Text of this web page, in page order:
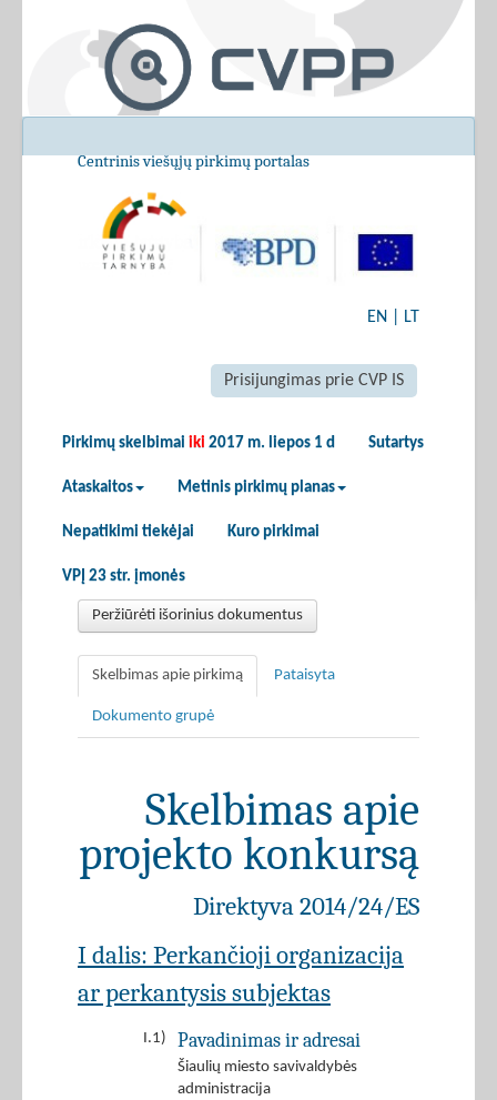
Centrinis viešųjų pirkimų portalas
EN LT
Prisijungimas prie CVP IS
Pirkimų skelbimai iki 2017 m. liepos 1 d Sutartys
Ataskaitos Metinis pirkimų planas
Nepatikimi tiekėjai Kuro pirkimai
VPĮ 23 str. įmonės
Peržiūrėti išorinius dokumentus
Skelbimas apie pirkimą Pataisyta
Dokumento grupė
Skelbimas apie
projekto konkursą
Direktyva 2014/24/ES
I dalis: Perkančioji organizacija
ar perkantysis subjektas
I.1) Pavadinimas ir adresai
Šiaulių miesto savivaldybės
administracija